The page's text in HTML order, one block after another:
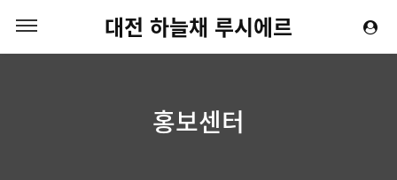
대전 하늘채 루시에르
홍보센터